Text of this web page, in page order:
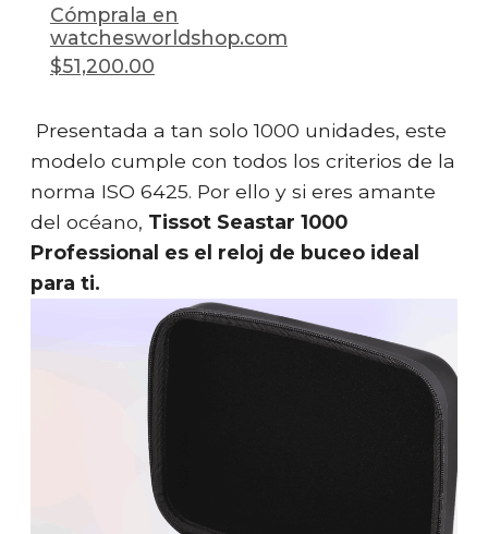
Cómprala en
watchesworldshop.com
$51,200.00
Presentada a tan solo 1000 unidades, este
modelo cumple con todos los criterios de la
norma ISO 6425. Por ello y si eres amante
del océano, Tissot Seastar 1000
Professional es el reloj de buceo ideal
para ti.